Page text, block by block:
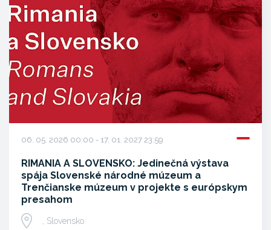
06. 05. 2026 00:00 - 17. 01. 2027 23:59
RIMANIA A SLOVENSKO: Jedinečná výstava
spája Slovenské národné múzeum a
Trenčianske múzeum v projekte s európskym
presahom
, Slovensko